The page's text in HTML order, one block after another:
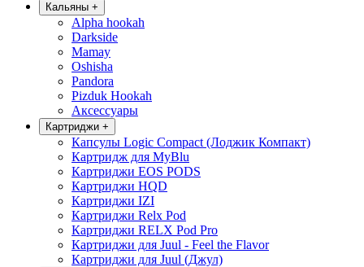
Кальяны +
Alpha hookah
Darkside
Mamay
Oshisha
Pandora
Pizduk Hookah
Аксессуары
Картриджи +
Капсулы Logic Compact (Лоджик Компакт)
Картридж для MyBlu
Картриджи EOS PODS
Картриджи HQD
Картриджи IZI
Картриджи Relx Pod
Картриджи RELX Pod Pro
Картриджи для Juul - Feel the Flavor
Картриджи для Juul (Джул)